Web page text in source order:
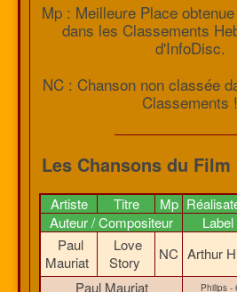
Mp : Meilleure Place
dans les Classements
d'InfoDisc.
NC : Chanson non classée
Classements !
Les Chansons du
Artiste Titre Mp
Auteur / Compositeur
Paul
Mauriat
Love
Story
NC Arthur
Paul Mauriat
Philips -